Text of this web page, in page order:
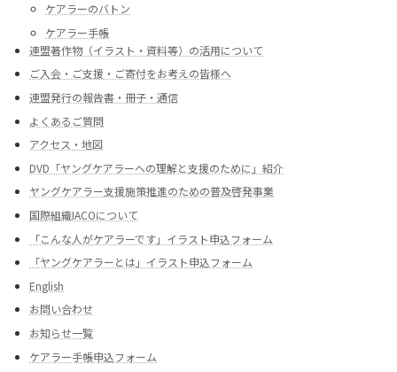
ケアラーのバトン
ケアラー手帳
連盟著作物（イラスト・資料等）の活用について
ご入会・ご支援・ご寄付をお考えの皆様へ
連盟発行の報告書・冊子・通信
よくあるご質問
アクセス・地図
DVD「ヤングケアラーへの理解と支援のために」紹介
ヤングケアラー支援施策推進のための普及啓発事業
国際組織IACOについて
「こんな人がケアラーです」イラスト申込フォーム
「ヤングケアラーとは」イラスト申込フォーム
English
お問い合わせ
お知らせ一覧
ケアラー手帳申込フォーム